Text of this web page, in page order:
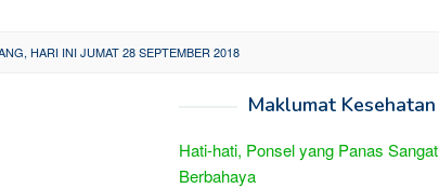
HARI INI JUMAT 28 SEPTEMBER 2018
Maklumat Kesehatan
Hati-hati, Ponsel yang Panas Sangat
Berbahaya